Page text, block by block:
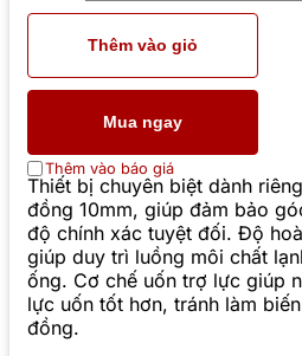
Thêm vào giỏ
Mua ngay
Thêm vào báo giá
Thiết bị chuyên biệt dành
đồng 10mm, giúp đảm bảo
độ chính xác tuyệt đối. Độ
giúp duy trì luồng môi chất
ống. Cơ chế uốn trợ lực giúp
lực uốn tốt hơn, tránh làm
đồng.